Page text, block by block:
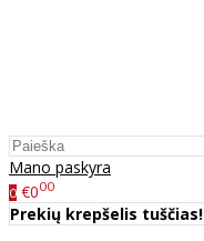
Mano paskyra
0 €000
Prekių krepšelis tuščias!